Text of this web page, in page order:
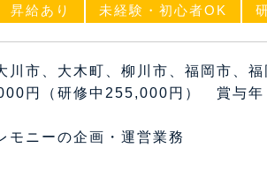
昇給あり 未経験・初心者OK
川市、大木町、柳川市、福岡市、福
円（研修中255,000円） 賞与年
モニーの企画・運営業務